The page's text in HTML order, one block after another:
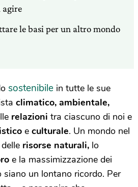
agire
le basi per un altro mondo
sostenibile in tutte le sue
climatico, ambientale,
relazioni tra ciascuno di noi e
e culturale. Un mondo nel
risorse naturali, lo
e la massimizzazione dei
siano un lontano ricordo. Per